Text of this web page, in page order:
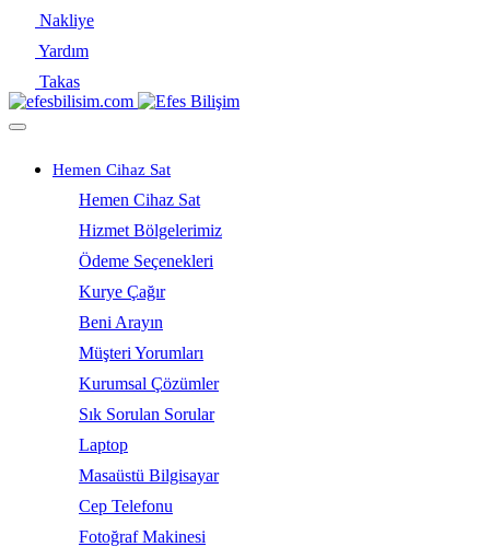
Nakliye
Yardım
Takas
Hemen Cihaz Sat
Hemen Cihaz Sat
Hizmet Bölgelerimiz
Ödeme Seçenekleri
Kurye Çağır
Beni Arayın
Müşteri Yorumları
Kurumsal Çözümler
Sık Sorulan Sorular
Laptop
Masaüstü Bilgisayar
Cep Telefonu
Fotoğraf Makinesi